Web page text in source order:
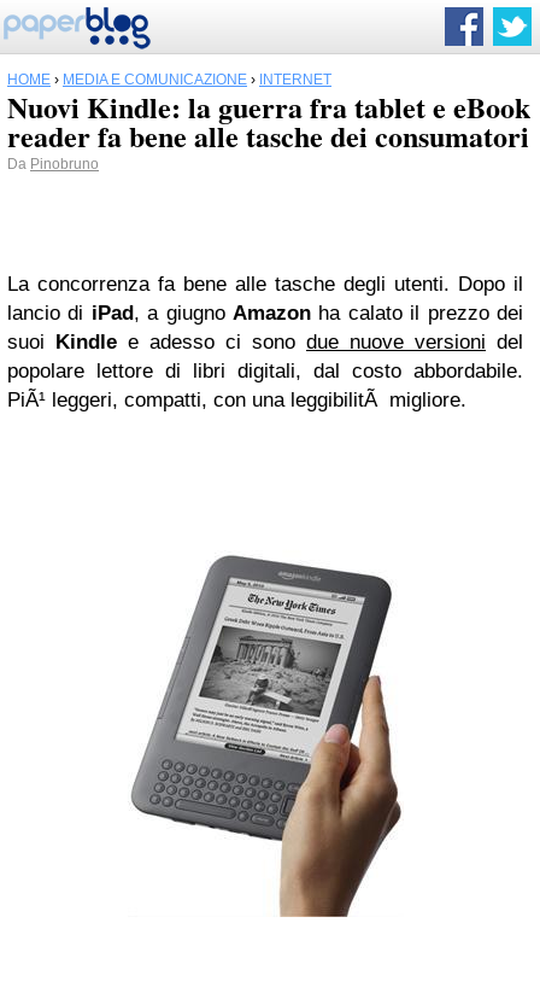
HOME › MEDIA E COMUNICAZIONE › INTERNET
Nuovi Kindle: la guerra fra tablet e eBook
reader fa bene alle tasche dei consumatori
Da Pinobruno
La concorrenza fa bene alle tasche degli utenti. Dopo il
lancio di iPad, a giugnoAmazon ha calato il prezzo dei
suoi Kindle e adesso ci sono due nuove versioni del
popolare lettore di libri digitali, dal costo abbordabile.
PiÃ¹ leggeri, compatti, con una leggibilitÃ migliore.